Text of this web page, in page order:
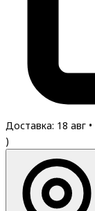
Доставка: 18 авг •
)